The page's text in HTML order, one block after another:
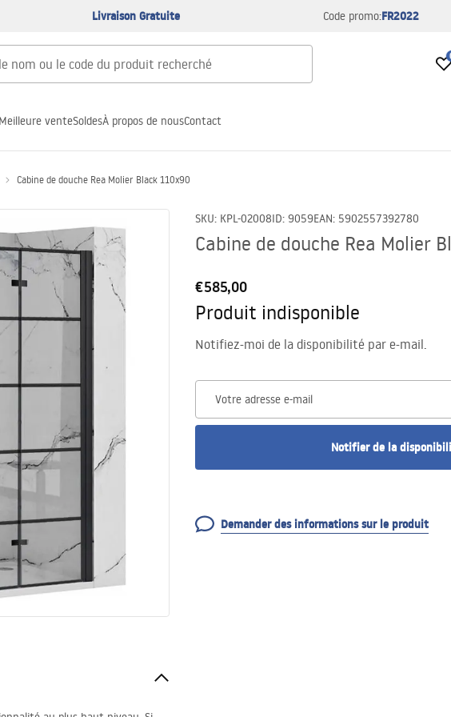
Livraison Gratuite Code promo:FR2022
Meilleure venteSoldesÀ propos de nousContact
Cabine de douche Rea Molier Black 110x90
SKU: KPL-02008ID: 9059EAN: 5902557392780
Cabine de douche Rea Molier
€585,00
Produit indisponible
Notifiez-moi de la disponibilité par e-mail.
Votre adresse e-mail
Notifier de la
Demander des informations sur le produit